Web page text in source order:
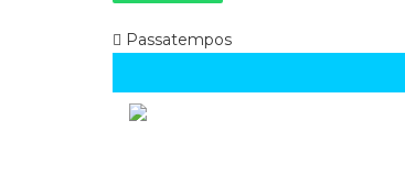
Passatempos